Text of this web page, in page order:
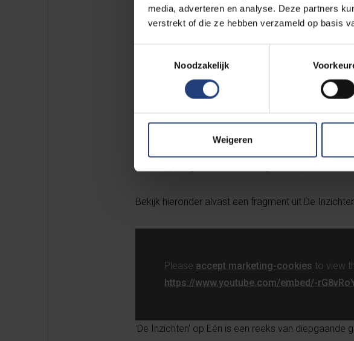
media, adverteren en analyse. Deze partners
verstrekt of die ze hebben verzameld op basis
Noodzakelijk
Weigeren
doen we wel en dit
Bekijk hieronder alvast een fragment uit De
Please accept marketing-cookies to view
https://www.youtube.com/embed/-
'De Inzichten' op Eén is een reeks van diepgaande